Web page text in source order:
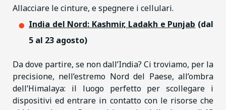
Allacciare le cinture, e spegnere i cellulari.
India del Nord: Kashmir, Ladakh e Punjab (dal
5 al 23 agosto)
Da dove partire, se non dall’India? Ci troviamo, per la
precisione, nell’estremo Nord del Paese, all’ombra
dell’Himalaya: il luogo perfetto per scollegare i
dispositivi ed entrare in contatto con le risorse che